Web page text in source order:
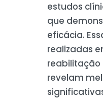
estudos
que
eficácia.
realizadas
reabilitação
revelam